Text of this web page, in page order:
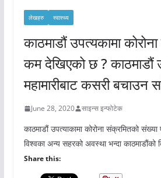
लेखहरु स्वास्थ्य
काठमाडौं उपत्यकामा
कम देखिएको छ ? काठमाडौं
महामारीबाट कसरी बचाउन
June 28, 2020 साइन्स इन्फोटेक
काठमाडौं उपत्याकामा कोरोना संक्रमितको
विश्वका अन्य सहरको अवस्था भन्दा
Share this: